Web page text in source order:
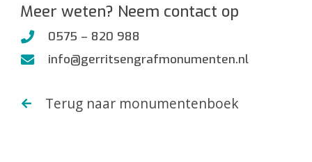
Meer weten? Neem contact op
0575 – 820 988
info@gerritsengrafmonumenten.nl
Terug naar monumentenboek